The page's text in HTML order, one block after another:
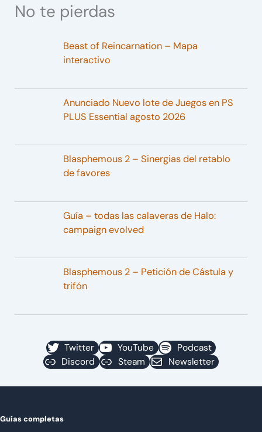
No te pierdas
Beast of Reincarnation – Mapa
interactivo
Anunciado Nuevo lote de Juegos en PS
PLUS Essential agosto 2026
Blasphemous 2 – Sinergias del retablo
de favores
Guía – todas las calaveras de Halo:
campaign evolved
Blasphemous 2 – Petición de Cástula y
trifón
Twitter YouTube
Podcast
Discord
Steam Newsletter
Guías completas